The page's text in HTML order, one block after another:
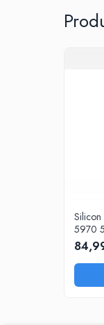
- Tip
-
Silicon
5970
/
Metal